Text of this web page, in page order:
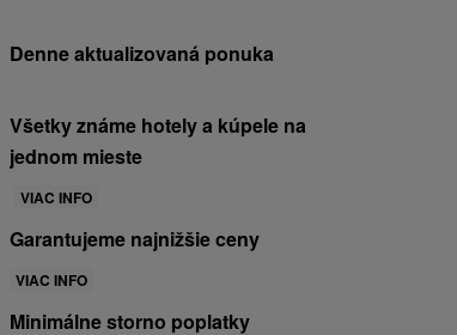
Denne aktualizovaná ponuka
Všetky známe hotely a kúpele na
jednom mieste
VIAC INFO
Garantujeme najnižšie ceny
VIAC INFO
Minimálne storno poplatky